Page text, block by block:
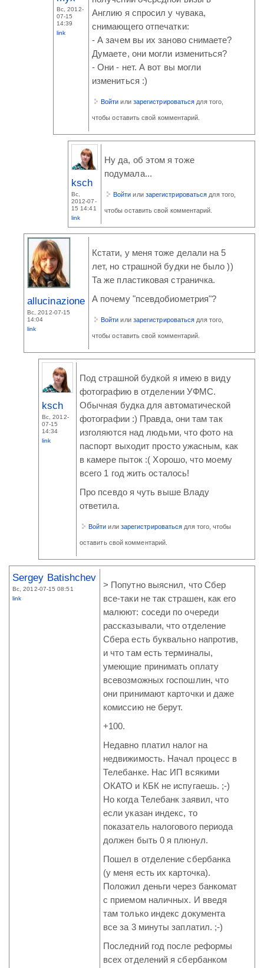
Вс, 2012-
07-15
14:39
link
Англию я спросил у чувака,
снимающего отпечатки:
- А зачем вы их заново снимаете?
Думаете, они могли измениться?
- Они - нет. А вот вы могли
измениться :)
Войти или зарегистрироваться для того,
чтобы оставить свой комментарий.
ksch
Вс,
2012-07-
15 14:41
link
Ну да, об этом я тоже
подумала...
Войти или зарегистрироваться для того,
чтобы оставить свой комментарий.
allucinazione
Вс, 2012-07-15
14:04
link
Кстати, у меня тоже делали на 5
лет, но страшной будки не было ))
Та же пластиковая страничка.
А почему "псевдобиометрия"?
Войти или зарегистрироваться для того,
чтобы оставить свой комментарий.
ksch
Вс, 2012-
07-15
14:34
link
Под страшной будкой я имею в виду
фотографию в отделении УФМС.
Обычная будка для автоматической
фотографии :) Правда, они там так
изголяются над людьми, что фото на
паспорт выходит просто ужасным, как
в камере пыток :( Хорошо, что моему
всего 1 год жить осталось!
Про псевдо я чуть выше Владу
ответила.
Войти или зарегистрироваться для того, чтобы
оставить свой комментарий.
Sergey Batishchev
Вс, 2012-07-15 08:51
link
> Попутно выяснил, что Сбер
все-таки не так страшен, как его
малюют: соседи по очереди
рассказывали, что отделение
Сбера есть буквально напротив,
и что там есть терминалы,
умеющие принимать оплату
всевозможных госпошлин, что
они принимают карточки и даже
комиссию не берут.
+100.
Недавно платил налог на
недвижимость. Начал процесс в
Телебанке. Нас ИП всякими
ОКАТО и КБК не испугаешь. ;-)
Но когда Телебанк заявил, что
если указан индекс, то
показатель налогового периода
должен быть 0 я плюнул.
Пошел в отделение сбербанка
(у меня есть их карточка).
Положил деньги через банкомат
с приемом наличных. И введя
там только индекс документа
все за 3 минуты заплатил. ;-)
Последний год после реформы
всех отделений я сбербанком